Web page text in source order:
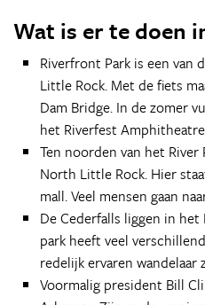
Wat is er te doen
Riverfront Park is een van
Little Rock. Met de fiets
Dam Bridge. In de zomer
het Riverfest
Ten noorden van het
North Little Rock. Hier
mall. Veel mensen gaan
De Cederfalls liggen in
park heeft veel
redelijk ervaren
Voormalig president Bill